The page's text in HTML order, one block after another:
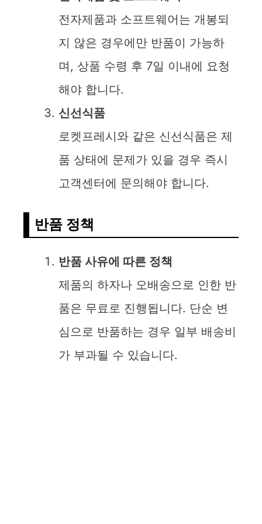
전자제품과 소프트웨어는 개봉되
지 않은 경우에만 반품이 가능하
며, 상품 수령 후 7일 이내에 요청
해야 합니다.
신선식품
로켓프레시와 같은 신선식품은 제
품 상태에 문제가 있을 경우 즉시
고객센터에 문의해야 합니다.
반품 정책
반품 사유에 따른 정책
제품의 하자나 오배송으로 인한 반
품은 무료로 진행됩니다. 단순 변
심으로 반품하는 경우 일부 배송비
가 부과될 수 있습니다.